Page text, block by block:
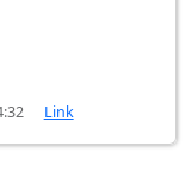
Link